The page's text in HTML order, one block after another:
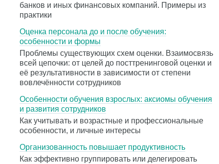
банков и иных финансовых компаний. Примеры из
практики
Оценка персонала до и после обучения:
особенности и формы
Проблемы существующих схем оценки. Взаимосвязь
всей цепочки: от целей до посттренинговой оценки и
её результативности в зависимости от степени
вовлечённости сотрудников
Особенности обучения взрослых: аксиомы обучения
и развития сотрудников
Как учитывать и возрастные и профессиональные
особенности, и личные интересы
Организованность повышает продуктивность
Как эффективно группировать или делегировать